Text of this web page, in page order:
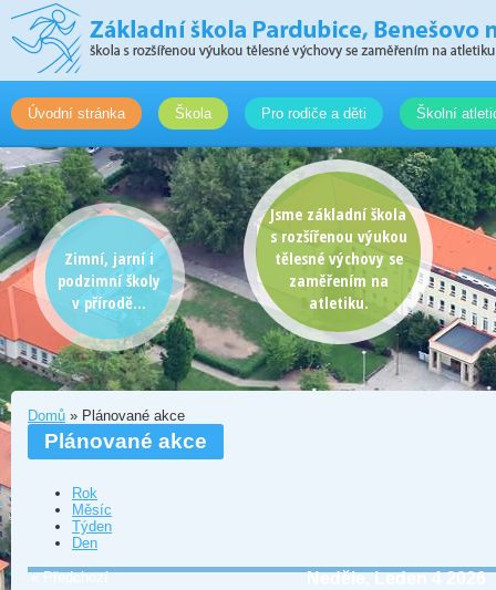
Úvodní stránka Škola Pro rodiče a děti Školní
Zimní, jarní i
podzimní školy
v přírodě...
Jsme základní škola
s rozšířenou výukou
tělesné výchovy se
zaměřením na
atletiku.
Domů » Plánované akce
Plánované akce
Rok
Měsíc
Týden
Den
« Předchozí Neděle, Leden 4 2026